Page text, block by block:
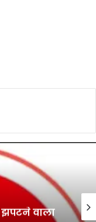
वाला